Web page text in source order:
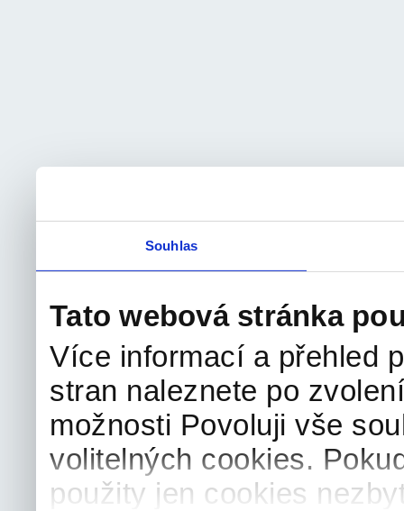
Souhlas
Tato webová stránka
Více informací a přehled
stran naleznete po
možnosti Povoluji vše
volitelných cookies.
použity jen cookies